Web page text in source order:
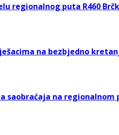
regionalnog puta R460
na bezbjedno
na regionalnom